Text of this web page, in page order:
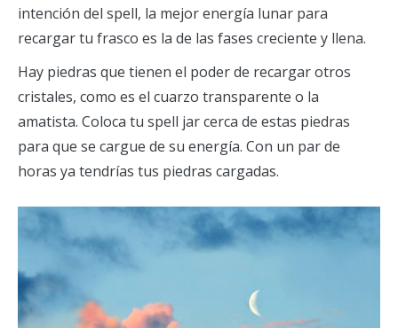
intención del spell, la mejor energía lunar para
recargar tu frasco es la de las fases creciente y llena.
Hay piedras que tienen el poder de recargar otros
cristales, como es el cuarzo transparente o la
amatista. Coloca tu spell jar cerca de estas piedras
para que se cargue de su energía. Con un par de
horas ya tendrías tus piedras cargadas.